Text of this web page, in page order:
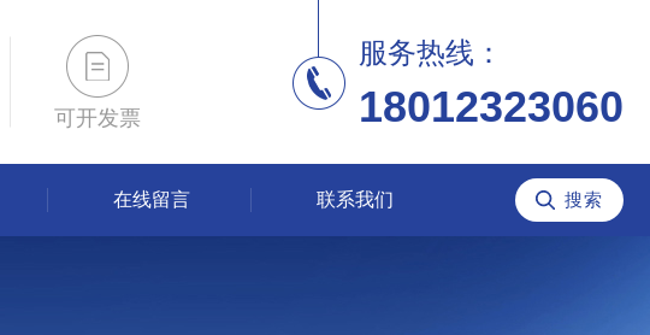
可开发票
服务热线：
18012323060
在线留言 联系我们